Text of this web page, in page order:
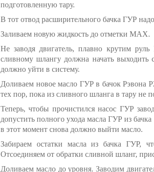
подготовленную тару.
В тот отвод расширительного бачка ГУР
Заливаем новую жидкость до отметки MAX.
Не заводя двигатель, плавно крутим
сливному шлангу должна начать выходить
должно уйти в систему.
Доливаем новое масло ГУР в бачок Рэвона
тех пор, пока из сливного шланга в тару не
Теперь, чтобы прочистился насос ГУР
допустить полного ухода масла ГУР из
в этот момент снова должно выйти масло.
Забираем остатки масла из бачка ГУР,
Отсоединяем от обратки сливной шланг,
Доливаем масло до уровня. Заводим